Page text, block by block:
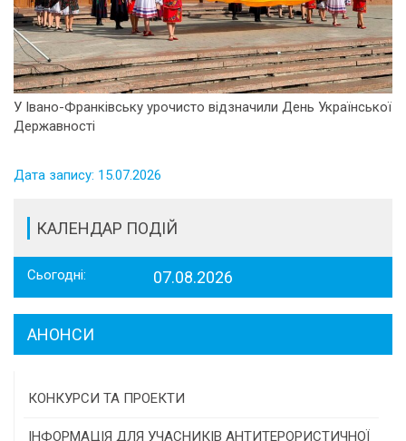
У Івано-Франківську урочисто відзначили День Української
Державності
Дата запису: 15.07.2026
КАЛЕНДАР ПОДІЙ
Сьогодні: 07.08.2026
АНОНСИ
КОНКУРСИ ТА ПРОЕКТИ
Конкурс проектів та програм місцевого
ІНФОРМАЦІЯ ДЛЯ УЧАСНИКІВ АНТИТЕРОРИСТИЧНОЇ